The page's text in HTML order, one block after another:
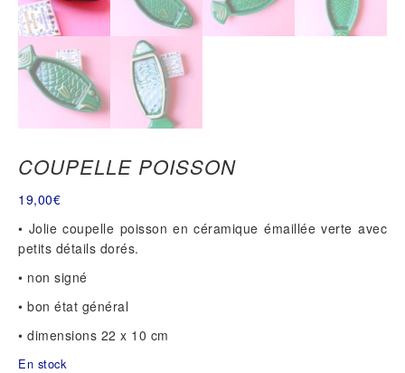
COUPELLE POISSON
19,00€
• Jolie coupelle poisson en céramique émaillée verte avec
petits détails dorés.
• non signé
• bon état général
• dimensions 22 x 10 cm
En stock